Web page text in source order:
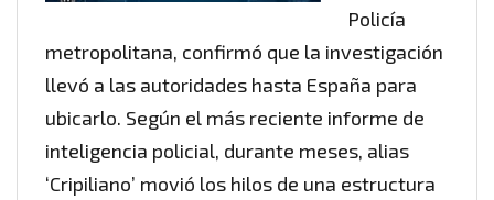
Policía
metropolitana, confirmó que la investigación
llevó a las autoridades hasta España para
ubicarlo. Según el más reciente informe de
inteligencia policial, durante meses, alias
‘Cripiliano’ movió los hilos de una estructura